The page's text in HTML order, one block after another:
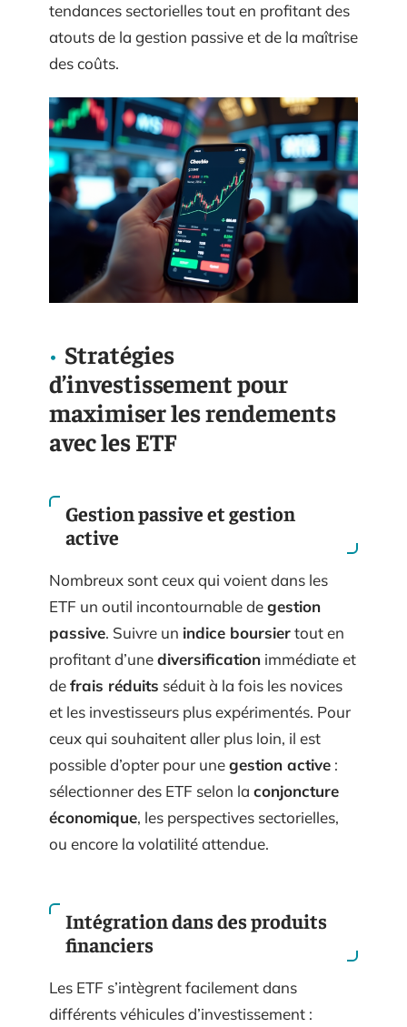
tendances sectorielles tout en profitant des
atouts de la gestion passive et de la maîtrise
des coûts.
Stratégies
d’investissement pour
maximiser les rendements
avec les ETF
Gestion passive et gestion
active
Nombreux sont ceux qui voient dans les
ETF un outil incontournable degestion
passive. Suivre un indice boursiertout en
profitant d’unediversification immédiate et
defrais réduits séduit à la fois les novices
et les investisseurs plus expérimentés. Pour
ceux qui souhaitent aller plus loin, il est
possible d’opter pour unegestion active :
sélectionner des ETF selon la conjoncture
économique, les perspectives sectorielles,
ou encore la volatilité attendue.
Intégration dans des produits
financiers
Les ETF s’intègrent facilement dans
différents véhicules d’investissement :